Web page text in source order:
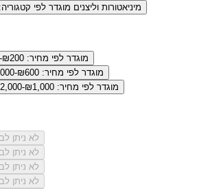
מיניאטורות וליצנים מוגדר לפי
מוגדר לפי מחיר: ₪200-₪600
מוגדר לפי מחיר: ₪600-₪1,000
מוגדר לפי מחיר: ₪1,000-₪2,000
לא ניתן
לא ניתן
לא ניתן
לא ניתן